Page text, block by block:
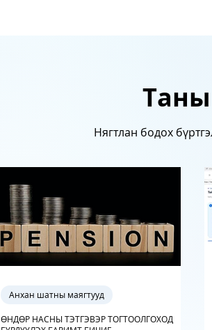
Таны
Нягтлан бодох
ӨНДӨР НАСНЫ ТЭТГЭВЭР ТОГТООЛГОХОД
Анхан шатны маягтууд